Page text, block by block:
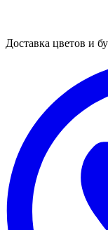
Доставка цветов и